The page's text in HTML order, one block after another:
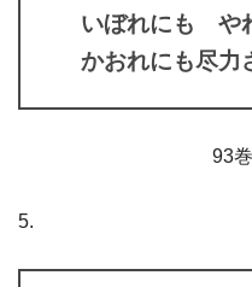
いぼれにも や
かおれにも尽力
93
5.